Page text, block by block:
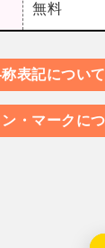
無料
表記について
・マークに